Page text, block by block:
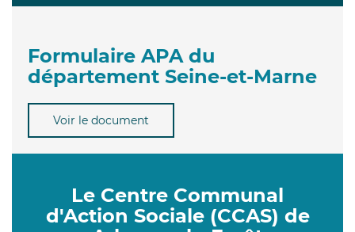
Formulaire APA du
département Seine-et-Marne
Voir le document
Le Centre Communal
d'Action Sociale (CCAS) de